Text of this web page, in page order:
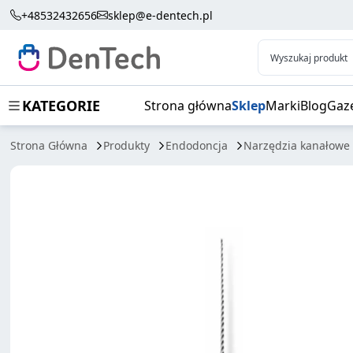
+48532432656 sklep@e-dentech.pl
Wyszukaj produkt
KATEGORIE Strona głównaSklepMarkiBlog
Strona Główna Produkty Endodoncja Narzędzia kanałowe
PATHFILE STERIL 6SZT 31MM